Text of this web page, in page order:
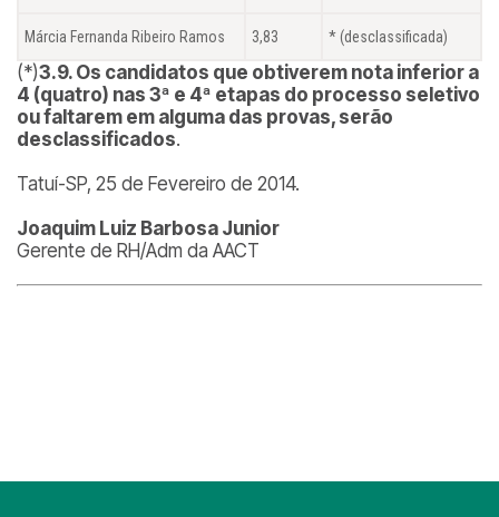
Márcia Fernanda Ribeiro Ramos 3,83 * (desclassificada)
(*)3.9. Os candidatos que obtiverem nota inferior a
4 (quatro) nas 3ª e 4ª etapas do processo seletivo
ou faltarem em alguma das provas, serão
desclassificados.
Tatuí-SP, 25 de Fevereiro de 2014.
Joaquim Luiz Barbosa Junior
Gerente de RH/Adm da AACT